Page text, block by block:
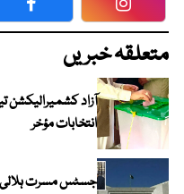
Facebook
متعلقہ خبریں
آزاد کشمیرالیکشن
انتخابات مؤخر
جسٹس مسرت ہلالی